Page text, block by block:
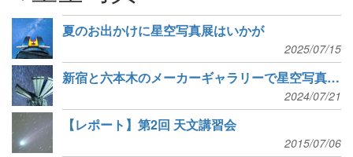
夏のお出かけに星空写真展はいかが
2025/07/15
新宿と六本木のメーカーギャラリーで星空写真展開催
2024/07/21
【レポート】第2回 天文講習会
2015/07/06